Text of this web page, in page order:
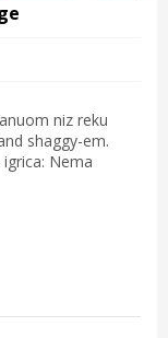
niz reku
shaggy-em.
Nema